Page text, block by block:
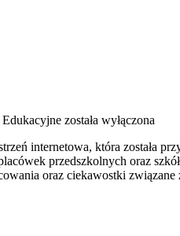
została wyłączona
internetowa, która została
przedszkolnych oraz
oraz ciekawostki